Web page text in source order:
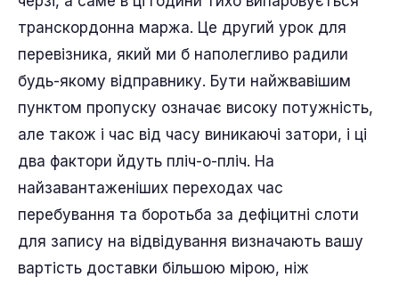
транскордонна маржа. Це другий урок для
перевізника, який ми б наполегливо радили
будь-якому відправнику. Бути найжвавішим
пунктом пропуску означає високу потужність,
але також і час від часу виникаючі затори, і ці
два фактори йдуть пліч-о-пліч. На
найзавантаженіших переходах час
перебування та боротьба за дефіцитні слоти
для запису на відвідування визначають вашу
вартість доставки більшою мірою, ніж